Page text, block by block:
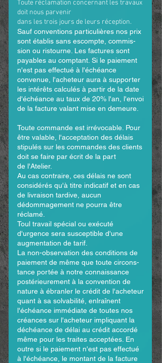
Toute réclamation concernant les travaux
doit nous parvenir
dans les trois jours de leurs réception.
Sauf conventions particulières nos prix
sont établis sans escompte, commis­
sion ou ristourne. Les factures sont
payables au comptant. Si le paiement
n'est pas effectué à l'échéance
convenue, l'acheteur aura à supporter
les intérêts calculés à partir de la date
d'échéance au taux de 20% l'an, l'envoi
de la facture valant mise en demeure.
Toute commande est irrévocable. Pour
être valable, l'acceptation des délais
stipulés sur les commandes des clients
doit se faire par écrit de la part
de l'Atelier.
Au cas contraire, ces délais ne sont
considérés qu'à titre indicatif et en cas
de livraison tardive, aucun
dédommagement ne pourra être
réclamé.
Toul travail spécial ou exécuté
d'urgence sera susceptible d'une
augmentation de tarif.
La non-observation des conditions de
paiement de même que toute circons­
tance portée à notre connaissance
postérieurement à la convention de
nature à ébranler le crédit de l'acheteur
quant à sa solvabilité, enlraînent
l'échéance immédiate de toutes nos
créances sur l'acheteur impliquant la
déchéance de délai au crédit accordé
même pour les traites acceptées. En
outre si le paiement n'est pas effectué
à l'échéance, le montant de la facture